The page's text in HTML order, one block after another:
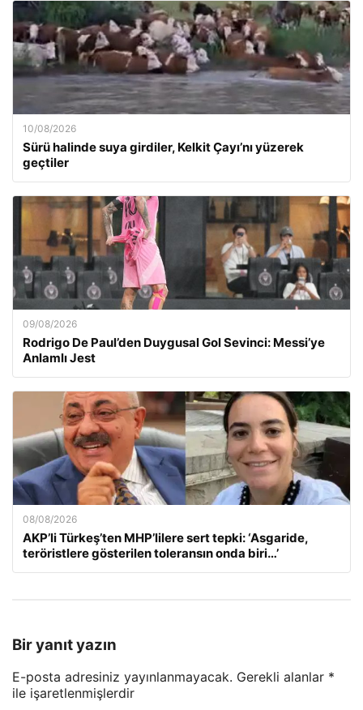
10/08/2026
Sürü halinde suya girdiler, Kelkit Çayı’nı yüzerek
geçtiler
09/08/2026
Rodrigo De Paul’den Duygusal Gol Sevinci: Messi’ye
Anlamlı Jest
08/08/2026
AKP’li Türkeş’ten MHP’lilere sert tepki: ‘Asgaride,
teröristlere gösterilen toleransın onda biri…’
Bir yanıt yazın
E-posta adresiniz yayınlanmayacak. Gerekli alanlar *
ile işaretlenmişlerdir